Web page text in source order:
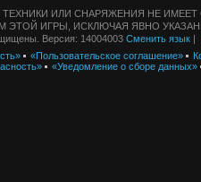
ИЛИ СНАРЯЖЕНИЯ НЕ
ЭТОЙ ИГРЫ, ИСКЛЮЧАЯ ЯВНО
Версия: 14004003 Сменить язык |
«Пользовательское соглашение»
«Уведомление о сборе данных»